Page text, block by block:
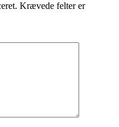
Krævede felter er